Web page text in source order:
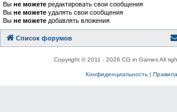
Вы не можете редактировать свои сообщения
Вы не можете удалять свои сообщения
Вы не можете добавлять вложения
Список форумов
Copyright © 2011 - 2026 CG in Games All
Конфиденциальность| Правила